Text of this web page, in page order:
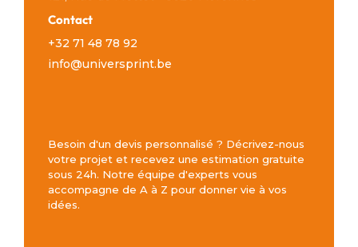
Contact
+32 71 48 78 92
info@universprint.be
Besoin d'un devis personnalisé ? Décrivez-nous
votre projet et recevez une estimation gratuite
sous 24h. Notre équipe d'experts vous
accompagne de A à Z pour donner vie à vos
idées.